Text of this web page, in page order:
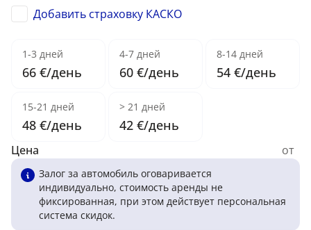
Добавить страховку КАСКО
1-3 дней
66 €/день
4-7 дней
60 €/день
8-14 дней
54 €/день
15-21 дней
48 €/день
> 21 дней
42 €/день
Цена от
Залог за автомобиль оговаривается
индивидуально, стоимость аренды не
фиксированная, при этом действует персональная
система скидок.